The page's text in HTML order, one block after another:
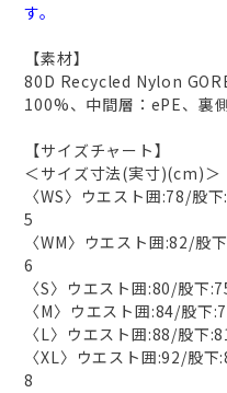
す。
【素材】
80D Recycled Nylon
100%、中間層：ePE、裏
【サイズチャート】
＜サイズ寸法(実寸)(cm)＞
〈WS〉ウエスト囲:78/股
5
〈WM〉ウエスト囲:82/股
6
〈S〉ウエスト囲:80/股下
〈M〉ウエスト囲:84/股
〈L〉ウエスト囲:88/股下
〈XL〉ウエスト囲:92/股
8